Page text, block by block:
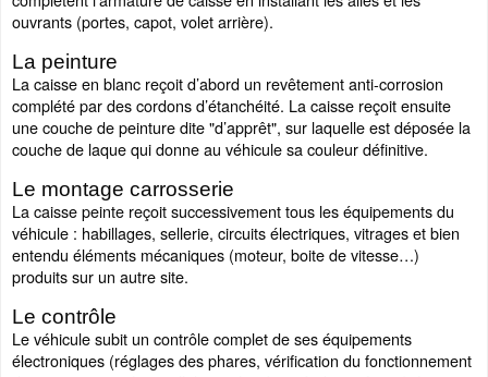
ouvrants (portes, capot, volet arrière).
La peinture
La caisse en blanc reçoit d’abord un revêtement anti-corrosion
complété par des cordons d’étanchéité. La caisse reçoit ensuite
une couche de peinture dite "d’apprêt", sur laquelle est déposée la
couche de laque qui donne au véhicule sa couleur définitive.
Le montage carrosserie
La caisse peinte reçoit successivement tous les équipements du
véhicule : habillages, sellerie, circuits électriques, vitrages et bien
entendu éléments mécaniques (moteur, boite de vitesse…)
produits sur un autre site.
Le contrôle
Le véhicule subit un contrôle complet de ses équipements
électroniques (réglages des phares, vérification du fonctionnement